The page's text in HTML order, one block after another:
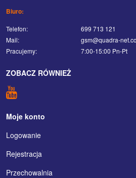
Biuro:
Telefon:
699 713 121
Mail:
gsm@quadra-
Pracujemy:
7:00-15:00 Pn-Pt
ZOBACZ RÓWNIEŻ
Moje konto
Logowanie
Rejestracja
Przechowalnia